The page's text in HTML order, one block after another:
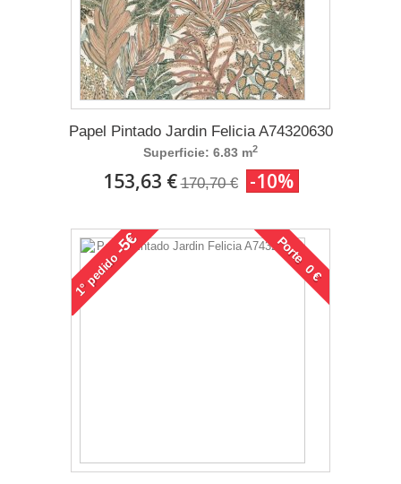
Papel Pintado Jardin Felicia A74320630
Superficie: 6.83 m2
153,63 € 170,70 € -10%
1°
pedido
-5€ Porte 0 €